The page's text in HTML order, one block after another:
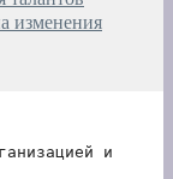
изменения
и